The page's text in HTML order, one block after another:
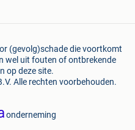
(gevolg)schade die voortkomt
wel uit fouten of ontbrekende
op deze site.
Alle rechten voorbehouden.
onderneming